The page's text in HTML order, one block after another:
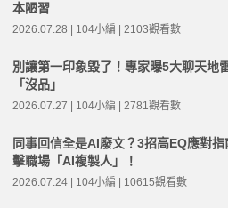
本陋習
2026.07.28 | 104小編 | 2103觀看數
別讓第一印象毀了！專家曝5大聊天地
「沒品」
2026.07.27 | 104小編 | 2781觀看數
同事回信全是AI廢文？3招高EQ應對指
擊職場「AI複製人」！
2026.07.24 | 104小編 | 10615觀看數